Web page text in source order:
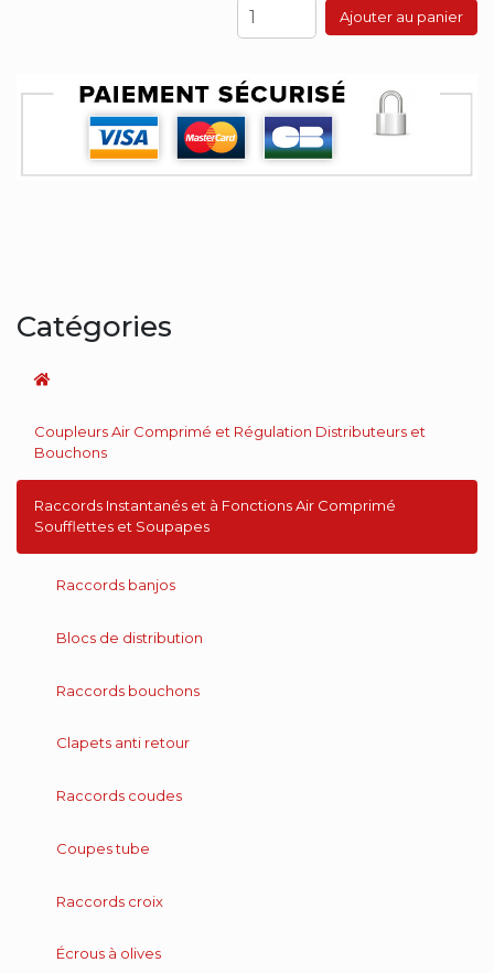
Ajouter au panier
Catégories
Coupleurs Air Comprimé et Régulation Distributeurs et
Bouchons
Raccords Instantanés et à Fonctions Air Comprimé
Soufflettes et Soupapes
Raccords banjos
Blocs de distribution
Raccords bouchons
Clapets anti retour
Raccords coudes
Coupes tube
Raccords croix
Écrous à olives